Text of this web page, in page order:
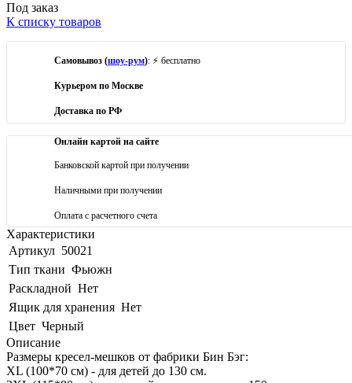
Под заказ
К списку товаров
Самовывоз (шоу-рум): ⚡ бесплатно
Курьером по Москве
Доставка по РФ
Онлайн картой на сайте
Банковской картой при получении
Наличными при получении
Оплата с расчетного счета
Характеристики
Артикул 50021
Тип ткани Фьюжн
Раскладной Нет
Ящик для хранения Нет
Цвет Черный
Описание
Размеры кресел-мешков от фабрики Бин Бэг:
XL (100*70 см) - для детей до 130 см.